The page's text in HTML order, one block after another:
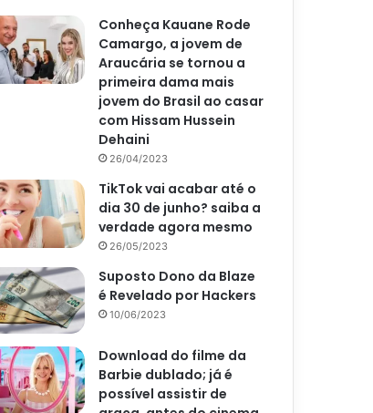
Conheça Kauane Rode
Camargo, a jovem de
Araucária se tornou a
primeira dama mais
jovem do Brasil ao casar
com Hissam Hussein
Dehaini
26/04/2023
TikTok vai acabar até o
dia 30 de junho? saiba a
verdade agora mesmo
26/05/2023
Suposto Dono da Blaze
é Revelado por Hackers
10/06/2023
Download do filme da
Barbie dublado; já é
possível assistir de